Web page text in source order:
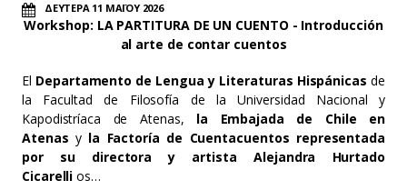
ΔΕΥΤΕΡΑ 11 ΜΑΪΟΥ 2026
Workshop: LA PARTITURA DE UN CUENTO - Introducción
al arte de contar cuentos
El Departamento de Lengua y Literaturas Hispánicas de
la Facultad de Filosofía de la Universidad Nacional y
Kapodistríaca de Atenas, la Embajada de Chile en
Atenas y la Factoría de Cuentacuentos representada
por su directora y artista Alejandra Hurtado
Cicarelli os…